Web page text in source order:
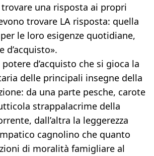
una risposta ai propri
trovare LA risposta: quella
le loro esigenze quotidiane,
d’acquisto».
d’acquisto che si gioca la
delle principali insegne della
da una parte pesche, carote
strappalacrime della
dall’altra la leggerezza
cagnolino che quanto
di moralità famigliare al